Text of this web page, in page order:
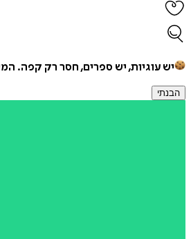
יש עוגיות, יש ספרים, חסר רק קפה.
הבנתי